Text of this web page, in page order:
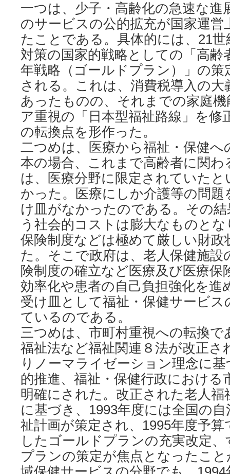
一つは、少子・高齢化の急速な進
のサービスの公的拡充が国家運営
たことである。具体的には、21
対策の国家的戦略としての「高齢
年戦略（ゴールドプラン）」の策
される。これは、消費税導入の大
あったものの、それまでの家庭
ア重視の「日本型福祉路線」を修
の転換点を形作った。
二つめは、医療から福祉・保健
本の場合、これまで高齢者に関
は、医療分野に限定されていた
かった。医療にしか介護等の問題
け皿がなかったのである。その
う社会的コストは膨大なものと
保険制度などは極めて厳しい財政
た。そこで政府は、老人保健施設
険制度の確立など医療及び医療保
効率化や患者の自己負担強化を進
受け皿として福祉・保健サービ
ているのである。
三つめは、市町村重視への転換で
福祉法など福祉関連８法が改正さ
りノーマライゼーション理念に
的推進、福祉・保健行政における
明確にされた。改正された老人福
に基づき、1993年度には全国の
祉計画が策定され、1995年度予
したゴールドプランの充実改定
プランの策定が焦点となったこ